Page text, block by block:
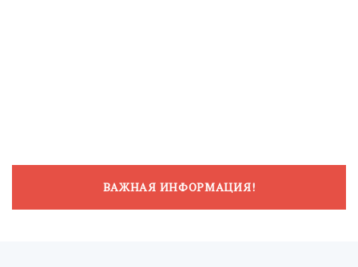
ВАЖНАЯ ИНФОРМАЦИЯ!